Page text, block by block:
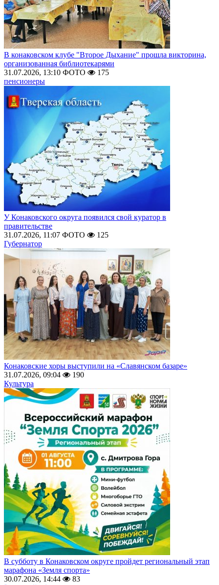
В конаковском клубе "Второе Дыхание" прошла викторина,
организованная библиотекарями
31.07.2026, 13:10 ФОТО
175
пенсионеры
У Конаковского округа появился свой куратор в
правительстве
31.07.2026, 11:07 ФОТО
125
Губернатор
Конаковские хоры выступили на «Славянском базаре»
31.07.2026, 09:04
190
Культура
В субботу в Конаковском округе пройдет региональный этап
марафона «Земля спорта»
30.07.2026, 14:44
83